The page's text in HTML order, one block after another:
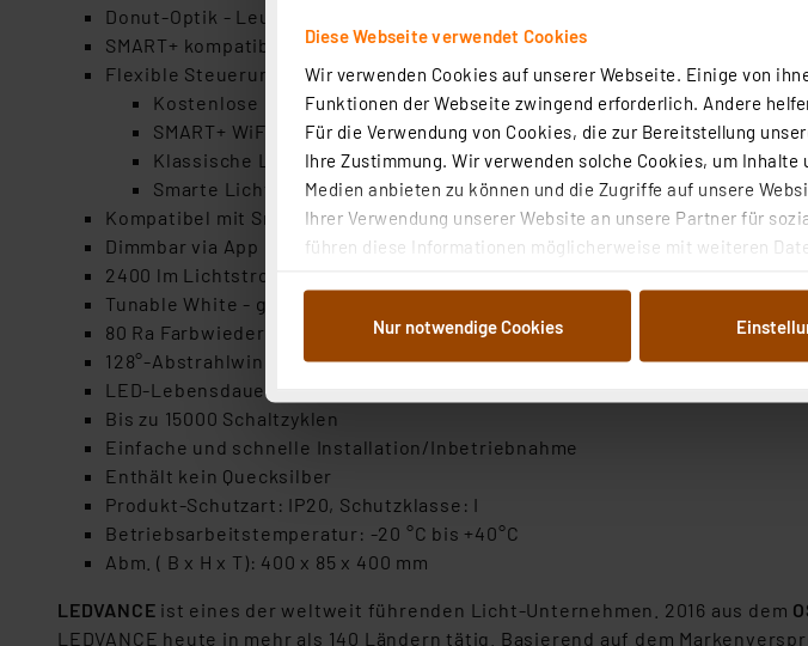
Diese Webseite verwendet Cookies
Wir verwenden Cookies auf unserer Webseite. Einige von
Funktionen der Webseite zwingend erforderlich. Andere
Für die Verwendung von Cookies, die zur Bereitstellung
Ihre Zustimmung. Wir verwenden solche Cookies, um
Medien anbieten zu können und die Zugriffe auf unsere
Ihrer Verwendung unserer Website an unsere Partner für
führen diese Informationen möglicherweise mit weiteren
Weiterverarbeitung für die nachfolgend dargestellten bzw.
Abs.1a DSG-VO) zu. Eine detaillierte Auflistung der
ganz oder teilweise zustimmen. Ihre erteilte Zustimmung
anpassen oder widerrufen. Die Rechtmäßigkeit der
Auswertung und Analyse bis zum Zeitpunkt des Widerrufs
dazu führen, dass die Einstellungen nicht längerfristig
„Einige Drittanbieter verarbeiten personenbezogene Daten
Nähere Infos zu diesen Drittanbietern und zu der jeweiligen
Nur notwendige Cookies
Donut-Optik - Leuchten-Mittelpunkt ohne aktive Beleuchtung
SMART+ kompatibel dank kabelloser WiFi-Ansteuerung (WLAN 2,4 GHz)
Flexible Steuerung möglich:
Kostenlose LEDVANCE SMART+ App (Android & iOS)
SMART+ WiFi-Fernbedienung (optionales Zubehör)
Klassische Lichtsteuerung über einen normalen Lichtschalter
Smarte Lichtsteuerung über Sprachbefehle (Amazon Alexa, Google
Kompatibel mit SmartThings
Dimmbar via App und Sprachsteuerung
2400 lm Lichtstrom
Tunable White - generiert warmweißes bis kaltweißes Licht – 3000 K bis
80 Ra Farbwiedergabeindex
128°-Abstrahlwinkel
LED-Lebensdauer bis zu 30000 h
Bis zu 15000 Schaltzyklen
Einfache und schnelle Installation/Inbetriebnahme
Enthält kein Quecksilber
Produkt-Schutzart: IP20, Schutzklasse: I
Betriebsarbeitstemperatur: -20 °C bis +40°C
Abm. ( B x H x T): 400 x 85 x 400 mm
LEDVANCE ist eines der weltweit führenden Licht-Unternehmen. 2016 aus dem
LEDVANCE heute in mehr als 140 Ländern tätig. Basierend auf dem